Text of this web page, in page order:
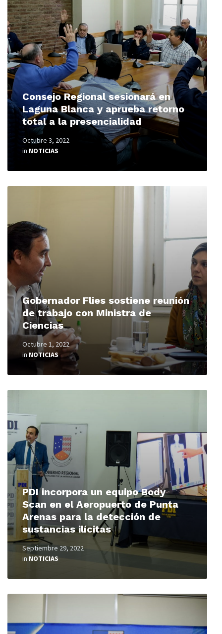
Consejo Regional sesionará en
Laguna Blanca y aprueba retorno
total a la presencialidad
Octubre 3, 2022
in NOTICIAS
Gobernador Flies sostiene reunión
de trabajo con Ministra de
Ciencias
Octubre 1, 2022
inNOTICIAS
Read
PDI incorpora un equipo Body
Scan en el Aeropuerto de Punta
Arenas para la detección de
sustancias ilícitas
Septiembre 29, 2022
in NOTICIAS
Read
Read